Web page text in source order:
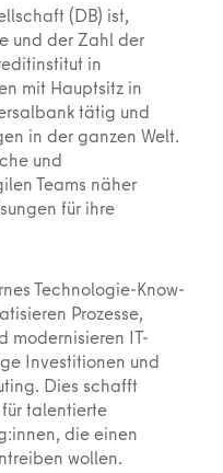
(DB) ist,
und der Zahl der
in
mit Hauptsitz in
tätig und
in der ganzen Welt.
und
Teams näher
für ihre
Technologie-Know-
Prozesse,
modernisieren IT-
Investitionen und
Dies schafft
talentierte
die einen
wollen.